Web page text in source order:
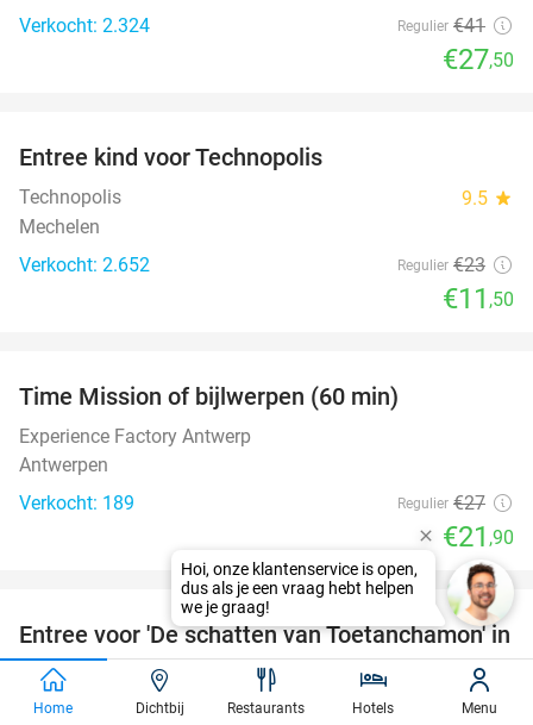
Verkocht: 2.324
Regulier €41
€27,50
Entree kind voor Technopolis
Technopolis 9.5 star
Mechelen
Verkocht: 2.652
Regulier €23
€11 ,50
Time Mission of bijlwerpen (60 min)
Experience Factory Antwerp
Antwerpen
Verkocht: 189
Regulier €27
€21 ,90
15%
favorite_border
Entree voor 'De schatten van Toetanchamon' in
Antwerpen
Dive (Exhibition Hub) 9.1star
Home Dichtbij Restaurants Hotels Menu